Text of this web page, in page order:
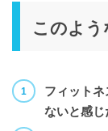
このよう
フィット
ないと感じ